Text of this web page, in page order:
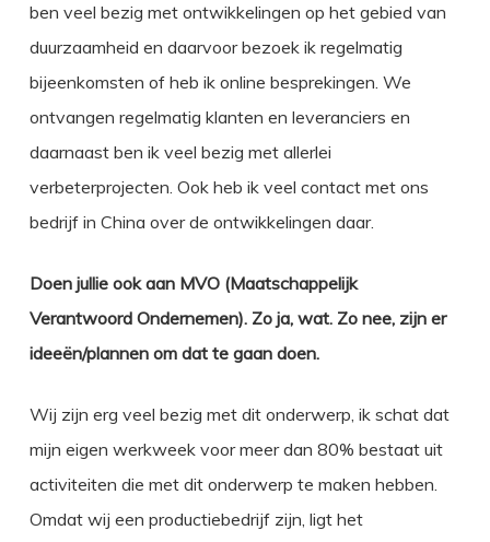
ben veel bezig met ontwikkelingen op het gebied van
duurzaamheid en daarvoor bezoek ik regelmatig
bijeenkomsten of heb ik online besprekingen. We
ontvangen regelmatig klanten en leveranciers en
daarnaast ben ik veel bezig met allerlei
verbeterprojecten. Ook heb ik veel contact met ons
bedrijf in China over de ontwikkelingen daar.
Doen jullie ook aan MVO (Maatschappelijk
Verantwoord Ondernemen). Zo ja, wat. Zo nee, zijn er
ideeën/plannen om dat te gaan doen.
Wij zijn erg veel bezig met dit onderwerp, ik schat dat
mijn eigen werkweek voor meer dan 80% bestaat uit
activiteiten die met dit onderwerp te maken hebben.
Omdat wij een productiebedrijf zijn, ligt het